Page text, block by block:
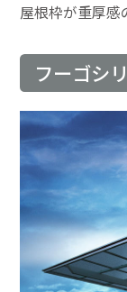
屋根枠が重厚
フーゴシ